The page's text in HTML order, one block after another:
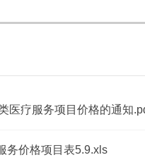
医疗服务项目价格的通知
务价格项目表5.9.xls